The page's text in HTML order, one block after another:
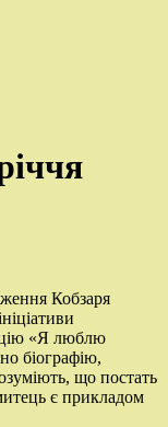
Кобзаря
«Я люблю
біографію,
що постать
є прикладом